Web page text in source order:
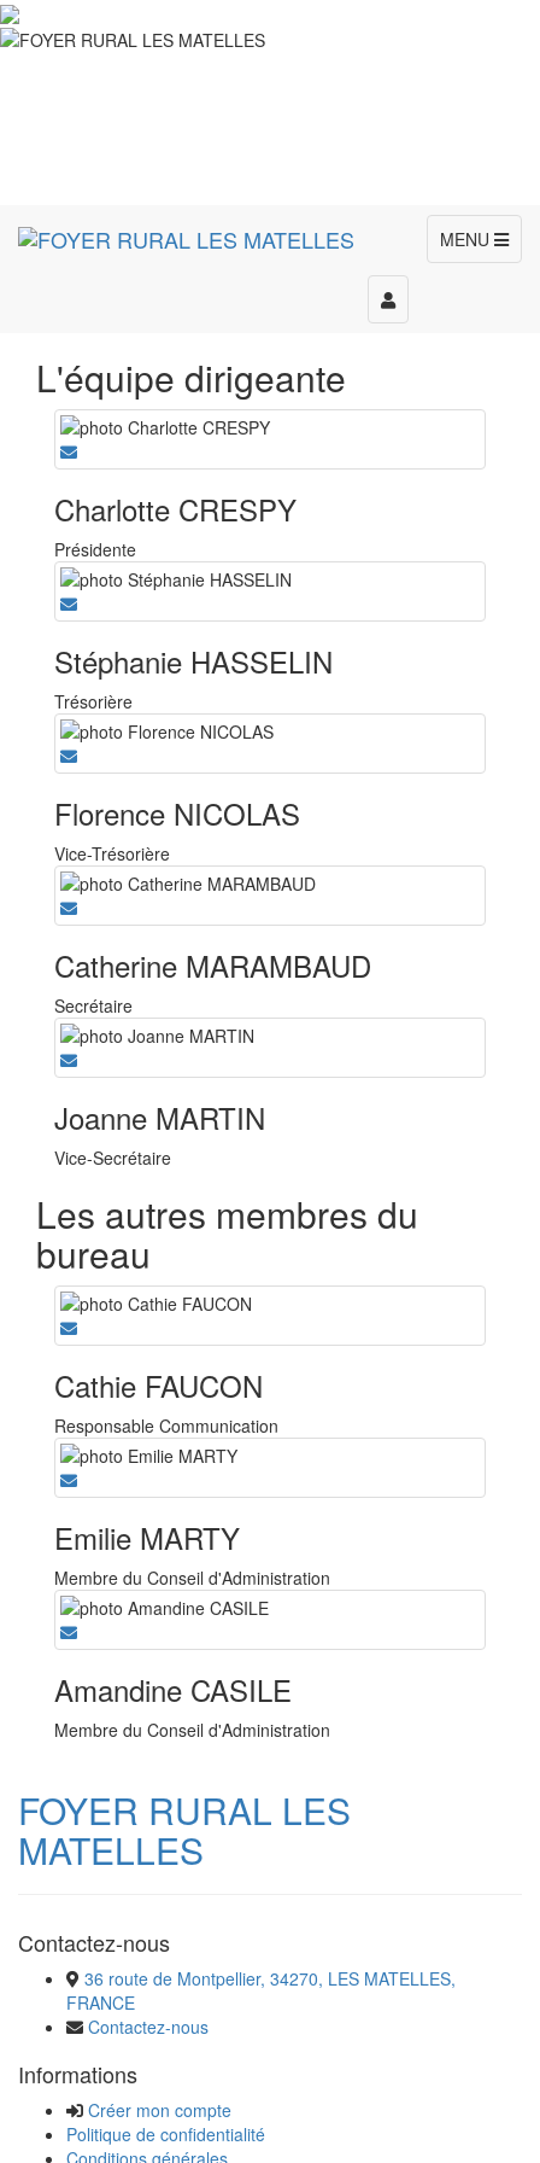
MENU
Toggle
navigation
L'équipe dirigeante
Charlotte CRESPY
Présidente
Stéphanie HASSELIN
Trésorière
Florence NICOLAS
Vice-Trésorière
Catherine MARAMBAUD
Secrétaire
Joanne MARTIN
Vice-Secrétaire
Les autres membres du
bureau
Cathie FAUCON
Responsable Communication
Emilie MARTY
Membre du Conseil d'Administration
Amandine CASILE
Membre du Conseil d'Administration
FOYER RURAL LES
MATELLES
Contactez-nous
36 route de Montpellier, 34270, LES MATELLES,
FRANCE
Contactez-nous
Informations
Créer mon compte
Politique de confidentialité
Conditions générales